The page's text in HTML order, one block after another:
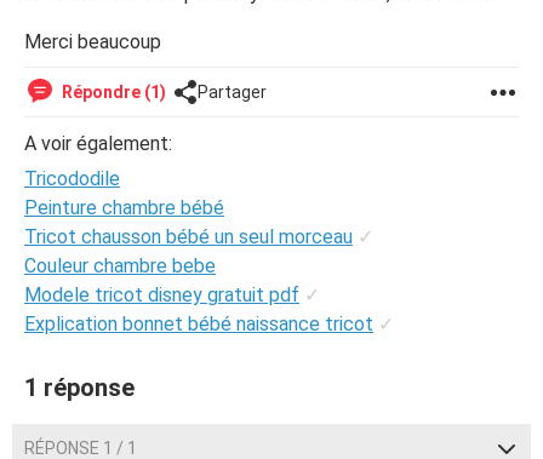
Merci beaucoup
Répondre (1) Partager
A voir également:
Tricododile
Peinture chambre bébé
Tricot chausson bébé un seul morceau ✓
Couleur chambre bebe
Modele tricot disney gratuit pdf ✓
Explication bonnet bébé naissance tricot ✓
1 réponse
RÉPONSE 1 / 1